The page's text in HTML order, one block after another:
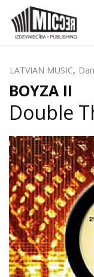
LATVIAN MUSIC,
BOYZA II
Double